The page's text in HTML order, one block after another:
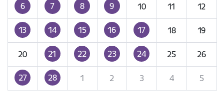
6 7 8 9 10 11 12
13 14 15 16 17 18 19
20 21 22 23 24 25 26
27 28 1 2 3 4 5